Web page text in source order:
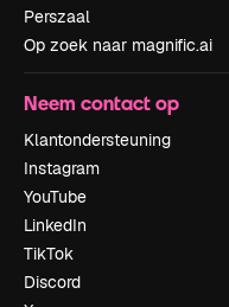
Perszaal
Op zoek naar magnific.ai
Neem contact op
Klantondersteuning
Instagram
YouTube
LinkedIn
TikTok
Discord